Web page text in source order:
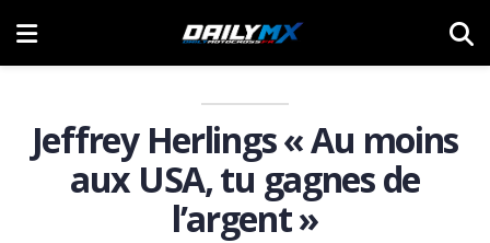
Jeffrey Herlings « Au moins
aux USA, tu gagnes de
l’argent »